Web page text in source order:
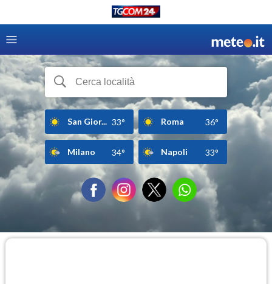
San Gior... 33° Roma 36°
Milano 34° Napoli 33°